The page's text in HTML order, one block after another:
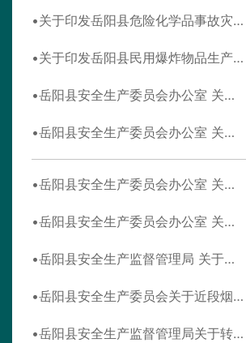
关于印发岳阳县危险化学品事故灾难 应急预案的通知
关于印发岳阳县民用爆炸物品生产安全事故 应急救援预案的通知
岳阳县安全生产委员会办公室 关于印发《东洞庭湖藜蒿采摘期安全管理集中行动工作方案》的通知
岳阳县安全生产委员会办公室 关于进一步做好全国“两会”期间安全生产 工作的紧急通知
岳阳县安全生产委员会办公室 关于开展安全生产督查工作的通知
岳阳县安全生产委员会办公室 关于切实加强节后安全生产工作的通知
岳阳县安全生产监督管理局 关于做好全县非煤矿山生产企业节后复工复产安全检查工作的通知
岳阳县安全生产委员会关于近段烟花爆竹打非清缴行动问责情况的通报
岳阳县安全生产监督管理局关于转发《岳阳市安监局关于切实做好烟花爆竹企业低温雨雪天气安全生产工作的通知》的 通 知